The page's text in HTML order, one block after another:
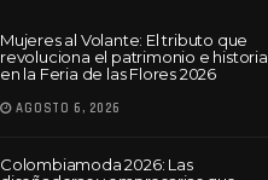
Mujeres al Volante: El tributo que
revoluciona el patrimonio e historia
en la Feria de las Flores 2026
AGOSTO 6, 2026
Colombiamoda 2026: Las